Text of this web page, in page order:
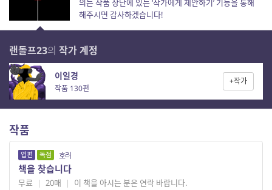
의는 작품 상단에 있는 ‘작가에게 제안하기’ 기능을 통해
해주시면 감사하겠습니다!
랜돌프23의 작가 계정
이일경
작품 130편
+작가
작품
엽편 독점 호러
책을 찾습니다
무료 | 20매 | 이 책을 아시는 분은 연락 바랍니다.